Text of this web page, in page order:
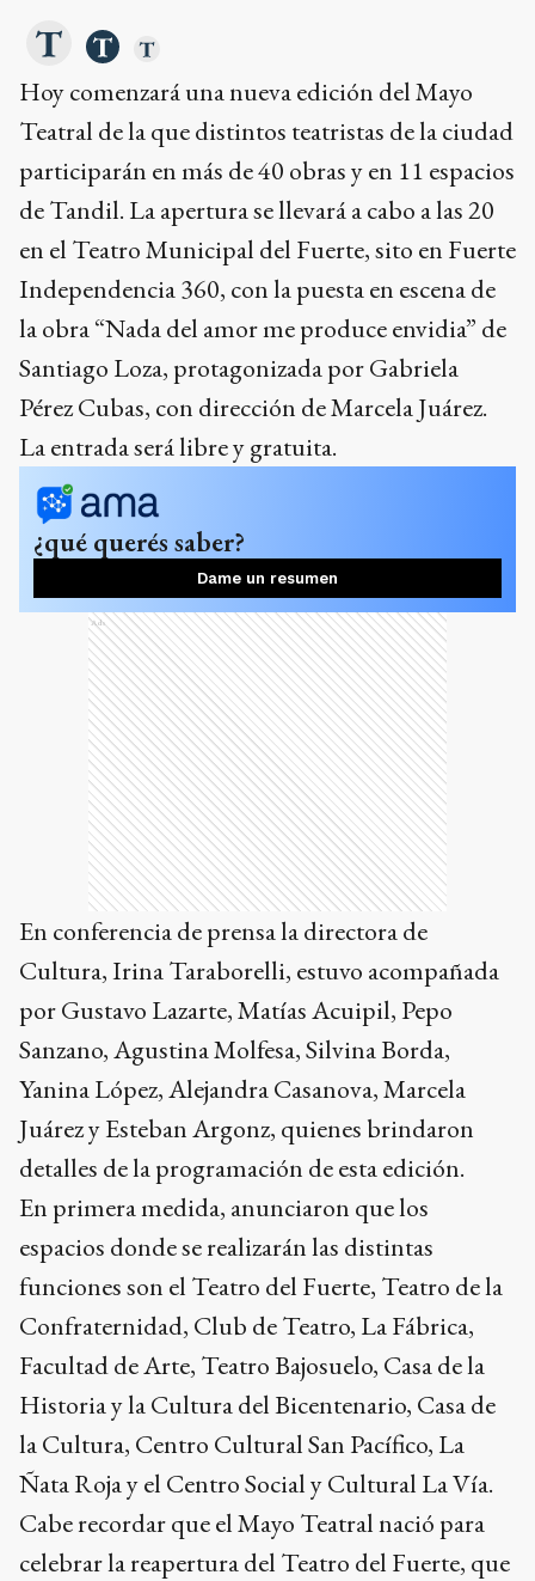
Hoy comenzará una nueva edición del Mayo
Teatral de la que distintos teatristas de la ciudad
participarán en más de 40 obras y en 11 espacios
de Tandil. La apertura se llevará a cabo a las 20
en el Teatro Municipal del Fuerte, sito en Fuerte
Independencia 360, con la puesta en escena de
la obra “Nada del amor me produce envidia” de
Santiago Loza, protagonizada por Gabriela
Pérez Cubas, con dirección de Marcela Juárez.
La entrada será libre y gratuita.
¿qué querés saber?
Dame un resumen
Ads
En conferencia de prensa la directora de
Cultura, Irina Taraborelli, estuvo acompañada
por Gustavo Lazarte, Matías Acuipil, Pepo
Sanzano, Agustina Molfesa, Silvina Borda,
Yanina López, Alejandra Casanova, Marcela
Juárez y Esteban Argonz, quienes brindaron
detalles de la programación de esta edición.
En primera medida, anunciaron que los
espacios donde se realizarán las distintas
funciones son el Teatro del Fuerte, Teatro de la
Confraternidad, Club de Teatro, La Fábrica,
Facultad de Arte, Teatro Bajosuelo, Casa de la
Historia y la Cultura del Bicentenario, Casa de
la Cultura, Centro Cultural San Pacífico, La
Ñata Roja y el Centro Social y Cultural La Vía.
Cabe recordar que el Mayo Teatral nació para
celebrar la reapertura del Teatro del Fuerte, que